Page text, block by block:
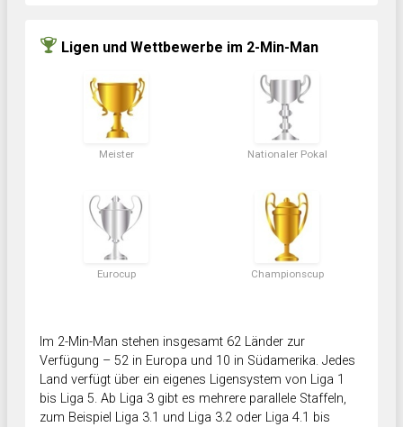
Ligen und Wettbewerbe im 2-Min-Man
Meister Nationaler Pokal
Eurocup Championscup
Im 2-Min-Man stehen insgesamt 62 Länder zur
Verfügung – 52 in Europa und 10 in Südamerika. Jedes
Land verfügt über ein eigenes Ligensystem von Liga 1
bis Liga 5. Ab Liga 3 gibt es mehrere parallele Staffeln,
zum Beispiel Liga 3.1 und Liga 3.2 oder Liga 4.1 bis